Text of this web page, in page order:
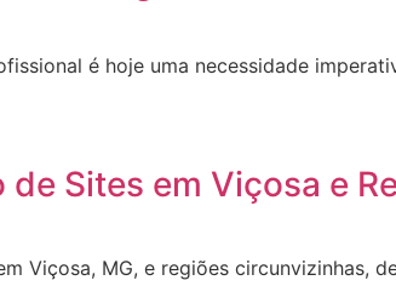
é hoje uma necessidade
Sites em Viçosa e
Viçosa, MG, e regiões circunvizinhas,